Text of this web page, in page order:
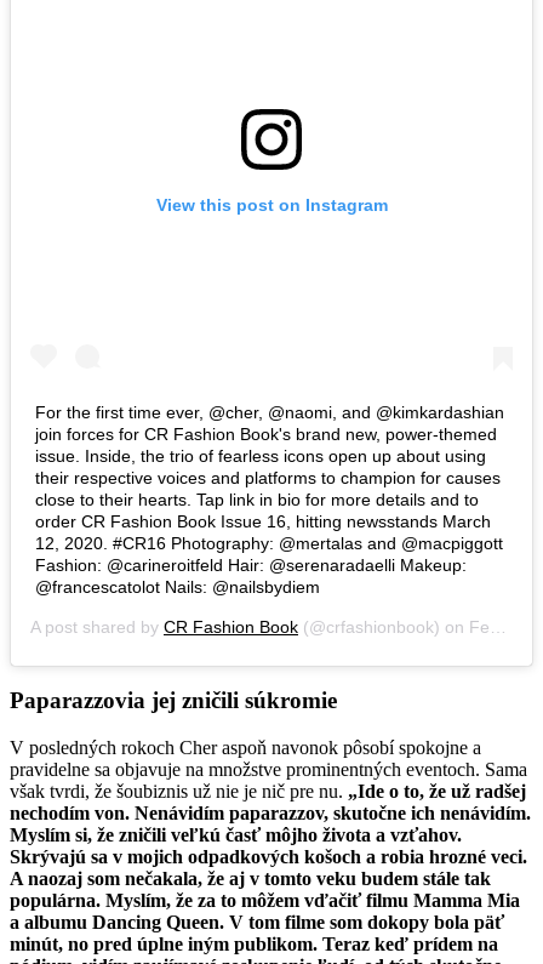
View this post on Instagram
For the first time ever, @cher, @naomi, and @kimkardashian
join forces for CR Fashion Book's brand new, power-themed
issue. Inside, the trio of fearless icons open up about using
their respective voices and platforms to champion for causes
close to their hearts. Tap link in bio for more details and to
order CR Fashion Book Issue 16, hitting newsstands March
12, 2020. #CR16 Photography: @mertalas and @macpiggott
Fashion: @carineroitfeld Hair: @serenaradaelli Makeup:
@francescatolot Nails: @nailsbydiem
A post shared by CR Fashion Book (@crfashionbook) on Feb 25, 2020 at 4:59am PST
Paparazzovia jej zničili súkromie
V posledných rokoch Cher aspoň navonok pôsobí spokojne a
pravidelne sa objavuje na množstve prominentných eventoch. Sama
však tvrdi, že šoubiznis už nie je nič pre nu. „Ide o to, že už radšej
nechodím von. Nenávidím paparazzov, skutočne ich nenávidím.
Myslím si, že zničili veľkú časť môjho života a vzťahov.
Skrývajú sa v mojich odpadkových košoch a robia hrozné veci.
A naozaj som nečakala, že aj v tomto veku budem stále tak
populárna. Myslím, že za to môžem vďačiť filmu Mamma Mia
a albumu Dancing Queen. V tom filme som dokopy bola päť
minút, no pred úplne iným publikom. Teraz keď prídem na